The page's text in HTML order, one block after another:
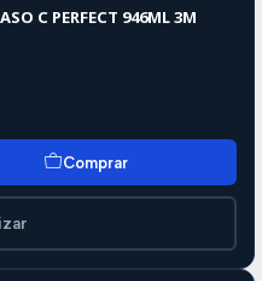
C PERFECT 946ML 3M
Comprar